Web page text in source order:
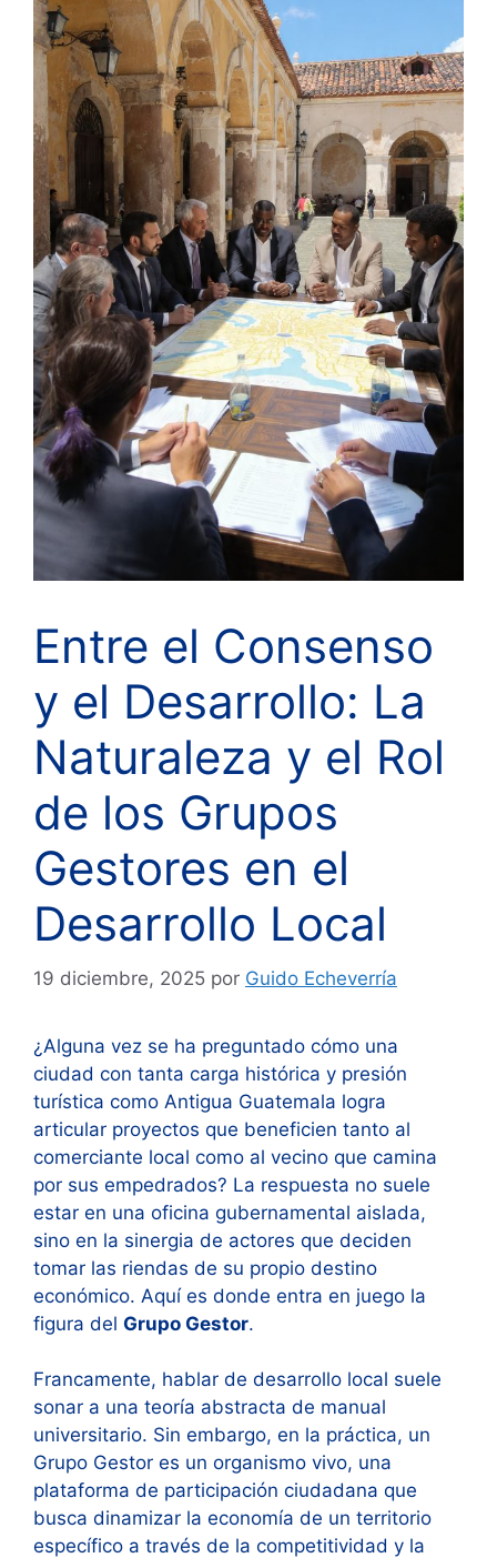
Entre el Consenso
y el Desarrollo: La
Naturaleza y el Rol
de los Grupos
Gestores en el
Desarrollo Local
19 diciembre, 2025 por Guido Echeverría
¿Alguna vez se ha preguntado cómo una
ciudad con tanta carga histórica y presión
turística como Antigua Guatemala logra
articular proyectos que beneficien tanto al
comerciante local como al vecino que camina
por sus empedrados? La respuesta no suele
estar en una oficina gubernamental aislada,
sino en la sinergia de actores que deciden
tomar las riendas de su propio destino
económico. Aquí es donde entra en juego la
figura del Grupo Gestor.
Francamente, hablar de desarrollo local suele
sonar a una teoría abstracta de manual
universitario. Sin embargo, en la práctica, un
Grupo Gestor es un organismo vivo, una
plataforma de participación ciudadana que
busca dinamizar la economía de un territorio
específico a través de la competitividad y la